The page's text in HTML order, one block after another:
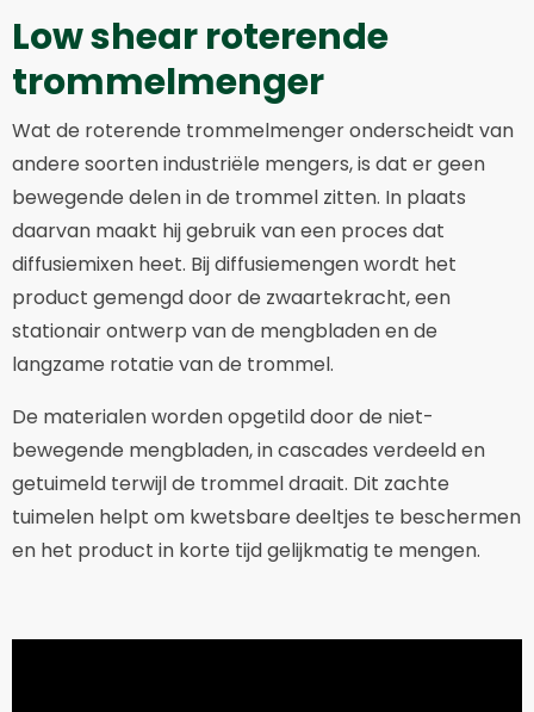
Low shear roterende
trommelmenger
Wat de roterende trommelmenger onderscheidt van
andere soorten industriële mengers, is dat er geen
bewegende delen in de trommel zitten. In plaats
daarvan maakt hij gebruik van een proces dat
diffusiemixen heet. Bij diffusiemengen wordt het
product gemengd door de zwaartekracht, een
stationair ontwerp van de mengbladen en de
langzame rotatie van de trommel.
De materialen worden opgetild door de niet-
bewegende mengbladen, in cascades verdeeld en
getuimeld terwijl de trommel draait. Dit zachte
tuimelen helpt om kwetsbare deeltjes te beschermen
en het product in korte tijd gelijkmatig te mengen.